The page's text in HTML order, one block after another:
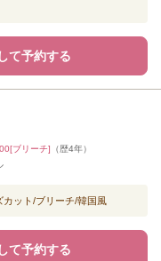
て予約する
ブリーチ] （歴4年）
ット/ブリーチ/韓国風
て予約する